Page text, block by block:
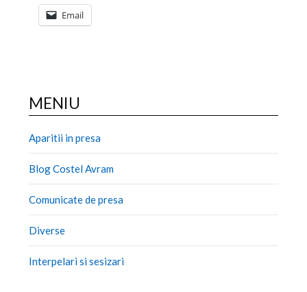
Email
MENIU
Aparitii in presa
Blog Costel Avram
Comunicate de presa
Diverse
Interpelari si sesizari